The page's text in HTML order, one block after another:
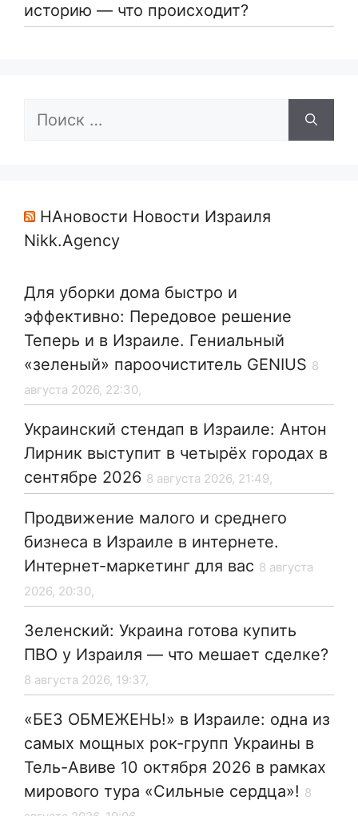
историю — что происходит?
Поиск:
НАновости Новости Израиля
Nikk.Agency
Для уборки дома быстро и
эффективно: Передовое решение
Теперь и в Израиле. Гениальный
«зеленый» пароочиститель GENIUS 8
августа 2026, 22:30,
Украинский стендап в Израиле: Антон
Лирник выступит в четырёх городах в
сентябре 2026 8 августа 2026, 21:49,
Продвижение малого и среднего
бизнеса в Израиле в интернете.
Интернет-маркетинг для вас 8 августа
2026, 20:30,
Зеленский: Украина готова купить
ПВО у Израиля — что мешает сделке?
8 августа 2026, 19:37,
«БЕЗ ОБМЕЖЕНЬ!» в Израиле: одна из
самых мощных рок-групп Украины в
Тель-Авиве 10 октября 2026 в рамках
мирового тура «Сильные сердца»! 8